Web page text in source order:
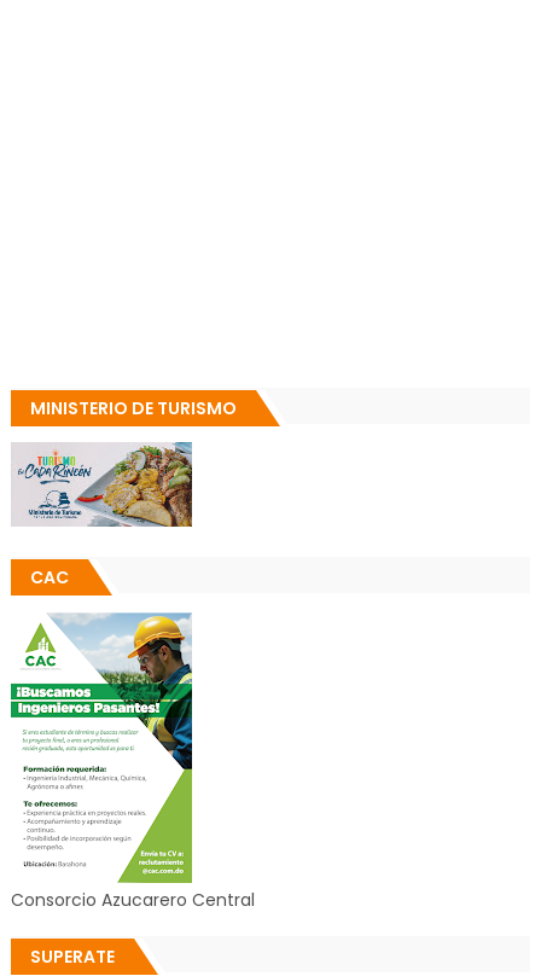
MINISTERIO DE TURISMO
CAC
Consorcio Azucarero Central
SUPERATE